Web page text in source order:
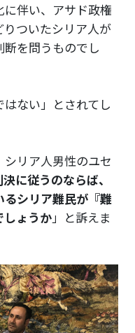
伴い、アサド政権
ついたシリア人が
断を問うものでし
ない」とされてし
リア人男性のユセ
に従うのならば、
シリア難民が『難
しょうか」と訴えま